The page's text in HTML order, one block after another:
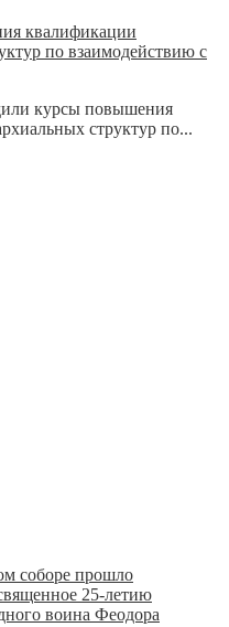
квалификации
по взаимодействию с
курсы повышения
структур по...